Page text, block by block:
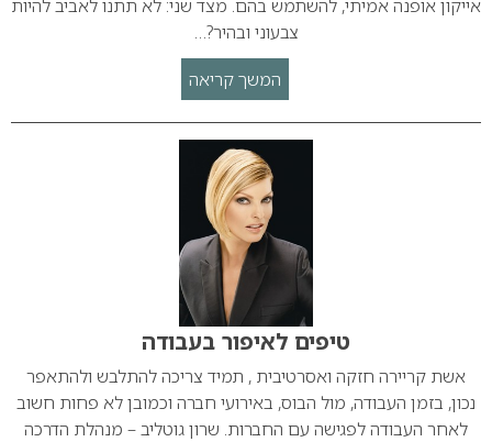
אייקון אופנה אמיתי, להשתמש בהם. מצד שני: לא תתנו לאביב להיות
צבעוני ובהיר?…
המשך קריאה
טיפים לאיפור בעבודה
אשת קריירה חזקה ואסרטיבית , תמיד צריכה להתלבש ולהתאפר
נכון, בזמן העבודה, מול הבוס, באירועי חברה וכמובן לא פחות חשוב
לאחר העבודה לפגישה עם החברות. שרון גוטליב – מנהלת הדרכה